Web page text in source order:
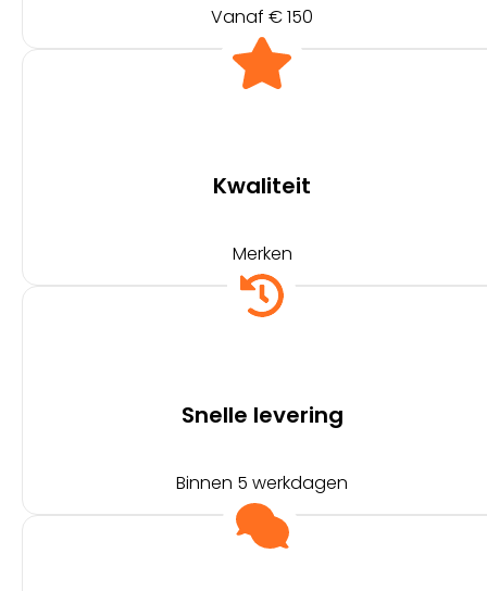
Vanaf € 150
Kwaliteit
Merken
Snelle levering
Binnen 5 werkdagen